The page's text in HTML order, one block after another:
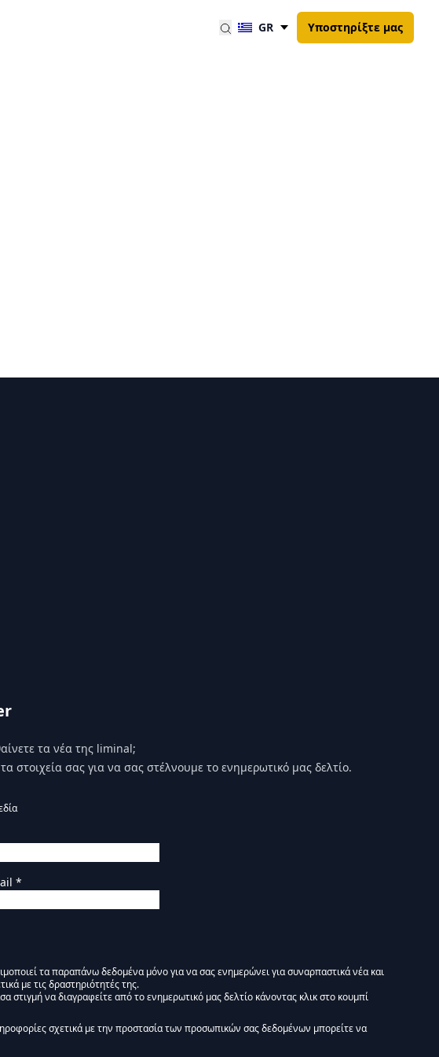
GR Υποστηρίξτε μας
τα νέα της liminal;
στοιχεία σας για να σας στέλνουμε το ενημερωτικό μας δελτίο.
*
τα παραπάνω δεδομένα μόνο για να σας ενημερώνει για συναρπαστικά νέα και
με τις δραστηριότητές της.
- Ενημερωτικό δελτίο Liminal :)
στιγμή να διαγραφείτε από το ενημερωτικό μας δελτίο κάνοντας κλικ στο κουμπί
σχετικά με την προστασία των προσωπικών σας δεδομένων μπορείτε να